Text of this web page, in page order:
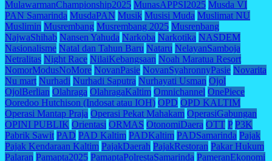
MulawarmanChampionship2025 MunasAPPSI2025 Musda VI
PAN Samarinda MusdaPAN Musik Musisi Muda Muslimat NU
Muslimin Musrembang Musrembang 2025 Musrenbang
NajwaShihab Nansen Yahuda Narkoba Narkotika NASDEM
Nasionalisme Natal dan Tahun Baru Nataru NelayanSamboja
Netralitas Night Race NilaiKebangsaan Noah Maratua Resort
NomorModusNoMore NovanPasie NovanSyahronnyPasie Novarita
Nu mart Nurhadi Nurhadi Saputra Nurhayati Usman Ojol
OjolBerlian Olahraga OlahragaKaltim Omnichannel OnePiece
Ooredoo Hutchison (Indosat atau IOH) OPD OPD KALTIM
Operasi Mantap Praja Operasi Pekat Mahakam OperasiGabungan
OPINI PUBLIK Orientasi ORMAS OtonomiDaera OTT P P3K
Pabrik Sawit PAD PAD Kaltim PADKaltim PADSamarinda Pajak
Pajak Kendaraan Kaltim PajakDaerah PajakRestoran Pakar Hukum
Palaran Pamapta2025 PamaptaPolrestaSamarinda PameranEkonomi